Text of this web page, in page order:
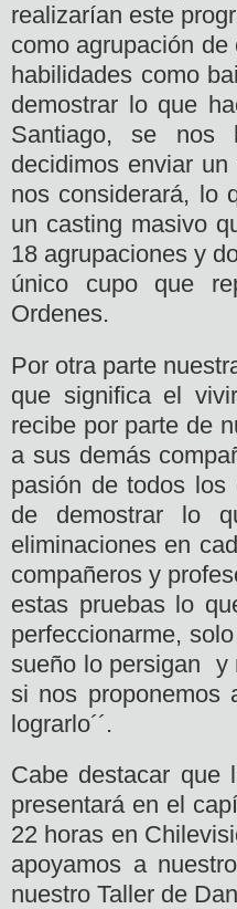
realizarían este
como agrupación
habilidades como
demostrar lo que
Santiago, se nos
decidimos enviar
nos considerará, lo
un casting masivo
18 agrupaciones y
único cupo que
Ordenes.
Por otra parte
que significa el
recibe por parte de
a sus demás
pasión de todos los
de demostrar lo
eliminaciones en
compañeros y
estas pruebas lo
perfeccionarme,
sueño lo persigan y
si nos proponemos
lograrlo´´.
Cabe destacar que
presentará en el
22 horas en
apoyamos a
nuestro Taller de